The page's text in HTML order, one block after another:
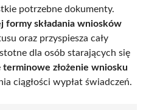
potrzebne dokumenty.
formy składania wniosków
oraz przyspiesza cały
dla osób starających się
terminowe złożenie wniosku
ciągłości wypłat świadczeń.